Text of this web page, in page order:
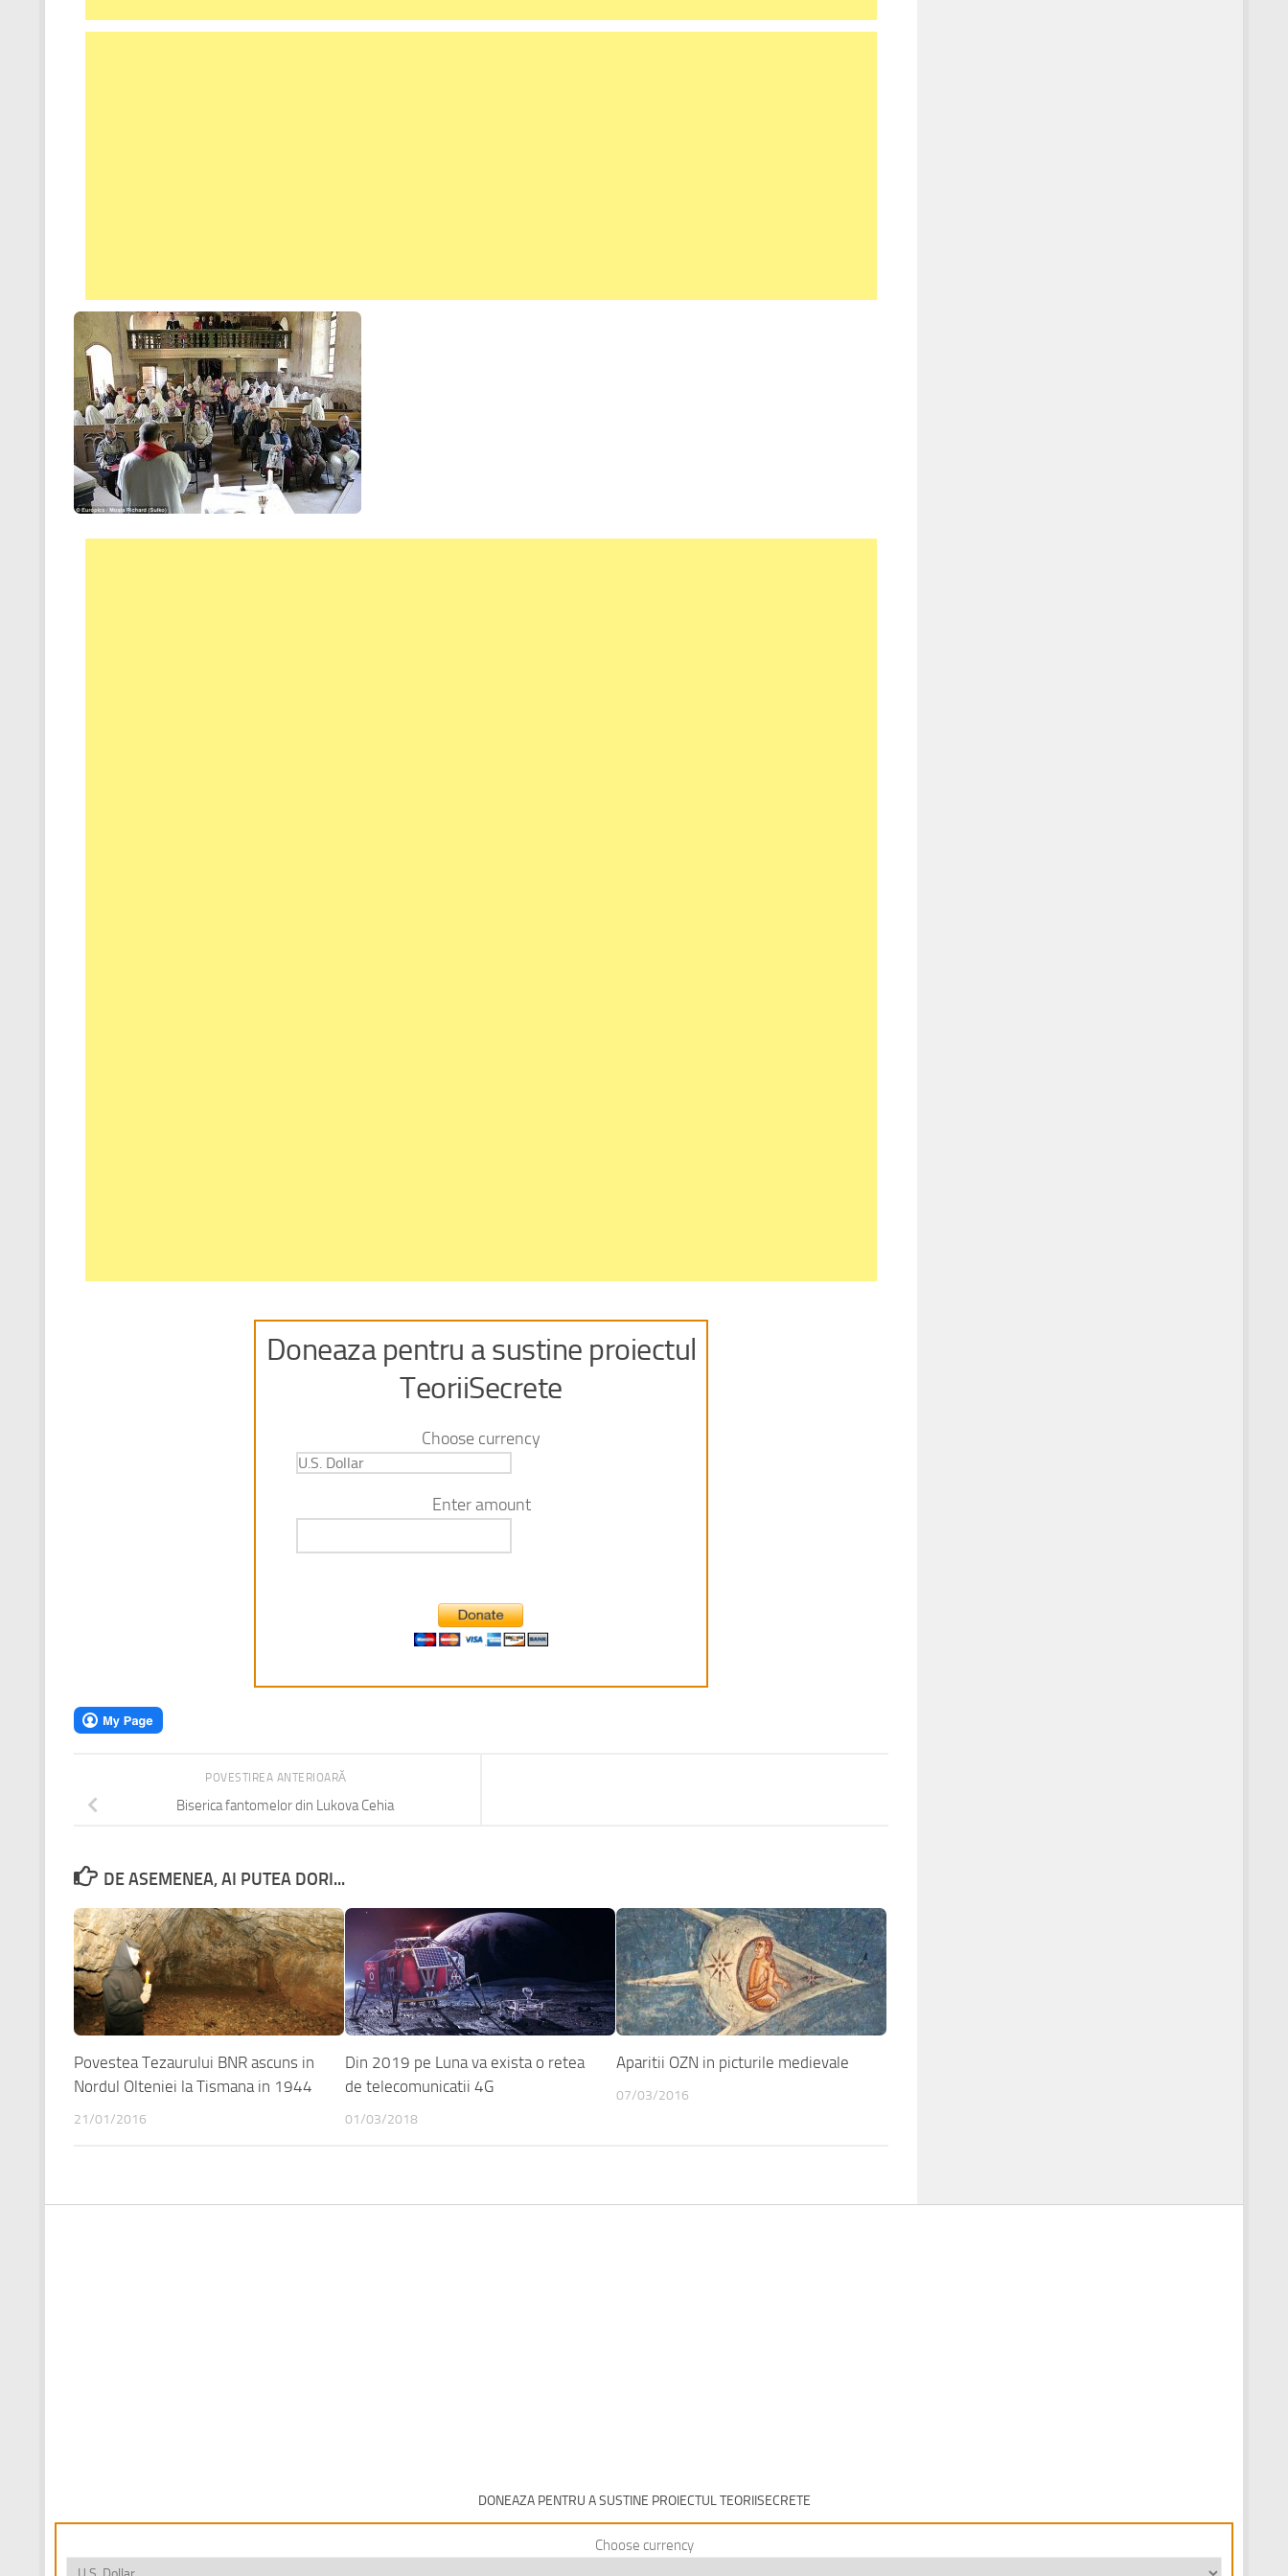
Doneaza pentru a sustine proiectul
TeoriiSecrete
Choose currency
Enter amount
POVESTIREA ANTERIOARĂ
Biserica fantomelor din Lukova Cehia
DE ASEMENEA, AI PUTEA DORI...
Povestea Tezaurului BNR ascuns in
Nordul Olteniei la Tismana in 1944
21/01/2016
Din 2019 pe Luna va exista o retea
de telecomunicatii 4G
01/03/2018
Aparitii OZN in picturile medievale
07/03/2016
DONEAZA PENTRU A SUSTINE PROIECTUL TEORIISECRETE
Choose currency